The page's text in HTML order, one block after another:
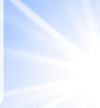
誰もが生き生きと働
お電話でのお問い合
メール24時間受付